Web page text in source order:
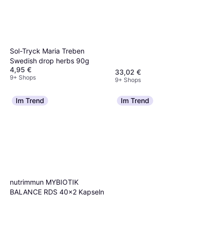
Sol-Tryck Maria Treben
Swedish drop herbs 90g
4,95 €
9+ Shops
33,02 €
9+ Shops
Im Trend
nutrimmun MYBIOTIK
BALANCE RDS 40x2 Kapseln
Im Trend